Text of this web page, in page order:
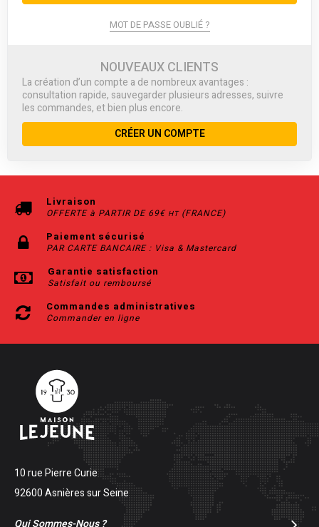
MOT DE PASSE OUBLIÉ ?
NOUVEAUX CLIENTS
La création d’un compte a de nombreux avantages :
consultation rapide, sauvegarder plusieurs adresses, suivre
les commandes, et bien plus encore.
CRÉER UN COMPTE
Livraison
OFFERTE à PARTIR DE 69€ HT(FRANCE)
Paiement sécurisé
PAR CARTE BANCAIRE : Visa & Mastercard
Garantie satisfaction
Satisfait ou remboursé
Commandes administratives
Commander en ligne
10 rue Pierre Curie
92600 Asnières sur Seine
Qui Sommes-Nous ?